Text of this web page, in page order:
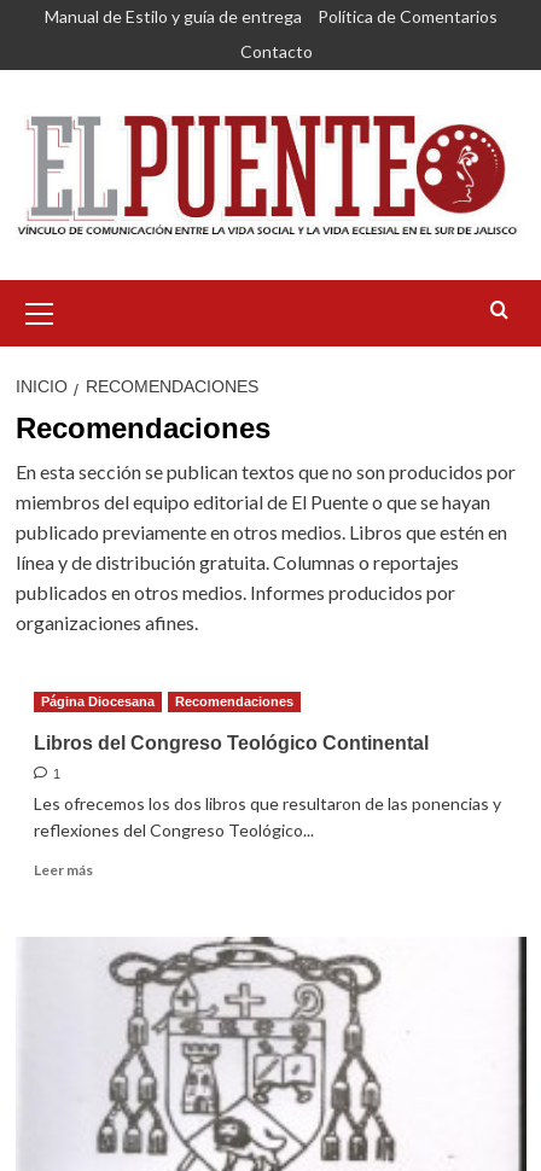
Saltar
contenido
Manual de Estilo y guía de entrega
Política de Comentarios
Contacto
primario
INICIO RECOMENDACIONES
Recomendaciones
En esta sección se publican textos que no son producidos por
miembros del equipo editorial de El Puente o que se hayan
publicado previamente en otros medios. Libros que estén en
línea y de distribución gratuita. Columnas o reportajes
publicados en otros medios. Informes producidos por
organizaciones afines.
Página Diocesana Recomendaciones
Libros del Congreso Teológico Continental
1
Les ofrecemos los dos libros que resultaron de las ponencias y
reflexiones del Congreso Teológico...
Leer másLeer
Libros
del
Congreso
Teológico
Continental